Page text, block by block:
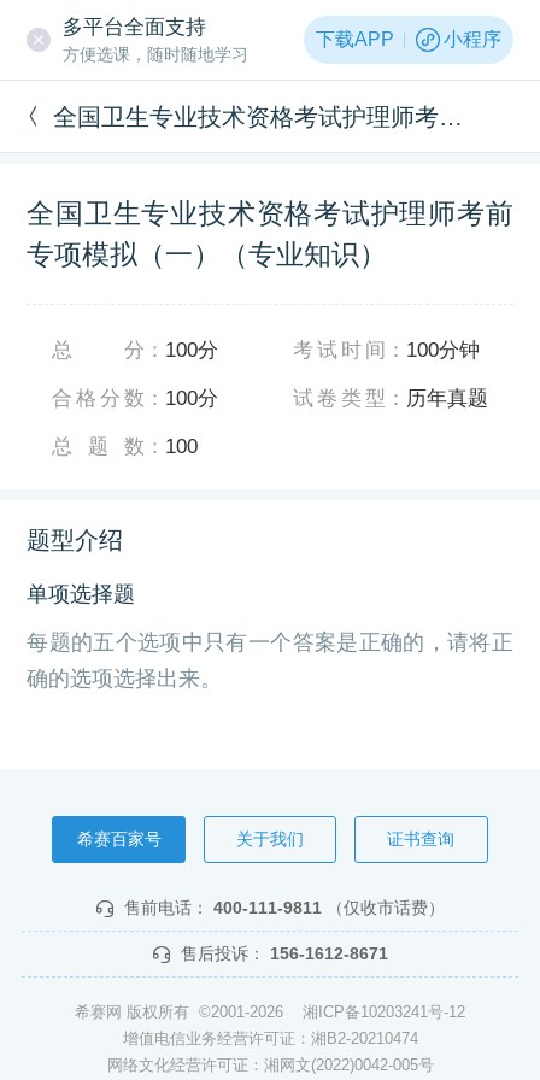
多平台全面支持
方便选课，随时随地学习
下载APP 小程序
全国卫生专业技术资格考试护理师考前专项模拟（一）（专业知识）
全国卫生专业技术资格考试护理师考前
专项模拟（一）（专业知识）
总分 ： 100分
合格分数 ： 100分
总题数 ： 100
考试时间 ： 100分钟
试卷类型 ： 历年真题
题型介绍
单项选择题
每题的五个选项中只有一个答案是正确的，请将正
确的选项选择出来。
希赛百家号 关于我们 证书查询
售前电话： 400-111-9811 （仅收市话费）
售后投诉： 156-1612-8671
希赛网 版权所有 ©2001-2026 湘ICP备10203241号-12
增值电信业务经营许可证：湘B2-20210474
网络文化经营许可证：湘网文(2022)0042-005号